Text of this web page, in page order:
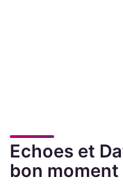
Echoes et
bon moment